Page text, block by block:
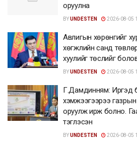
оруулна
BYUNDESTEN 2026-08-05
Авлигын хөрөнгийг
хөгжлийн санд
хуулийг төслийг
BYUNDESTEN 2026-08-05
Г.Дамдинням: Иргэд
хэмжээгээрээ газрын
оруулж ирж болно.
тэглэсэн
BYUNDESTEN 2026-08-05